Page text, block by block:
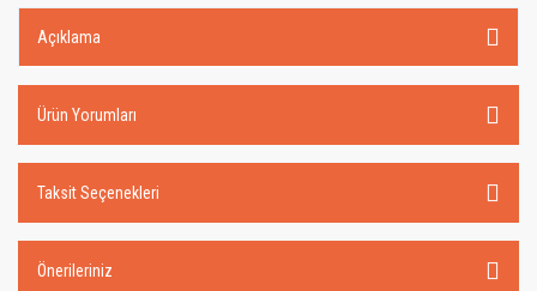
Açıklama
Ürün Yorumları
Taksit Seçenekleri
Önerileriniz